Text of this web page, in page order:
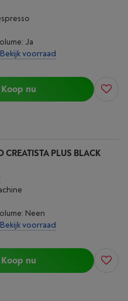
Ja
Bekijk voorraad
Koop nu
CREATISTA PLUS BLACK
Neen
Bekijk voorraad
Koop nu